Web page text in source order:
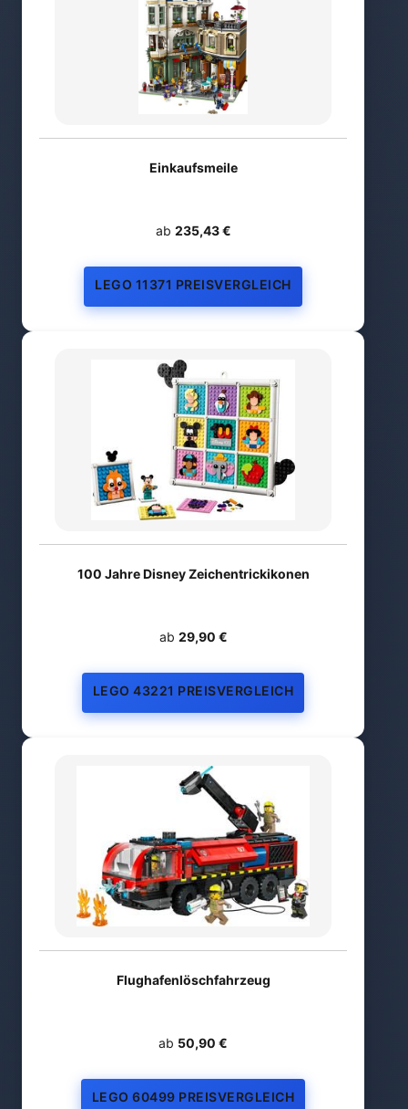
Einkaufsmeile
ab 235,43 €
LEGO 11371 PREISVERGLEICH
100 Jahre Disney Zeichentrickikonen
ab 29,90 €
LEGO 43221 PREISVERGLEICH
Flughafenlöschfahrzeug
ab 50,90 €
LEGO 60499 PREISVERGLEICH